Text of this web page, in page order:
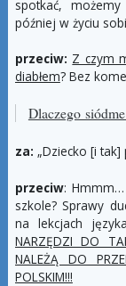
spotkać,
później w życiu
przeciw: Z czym
diabłem? Bez
Dlaczego siódme
za: „Dziecko [i tak]
przeciw: Hmmm…
szkole? Sprawy
na lekcjach
NARZĘDZI DO
NALEŻĄ DO
POLSKIM!!!